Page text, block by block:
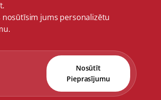
nosūtīsim jums personalizētu
Nosūtīt
Pieprasījumu